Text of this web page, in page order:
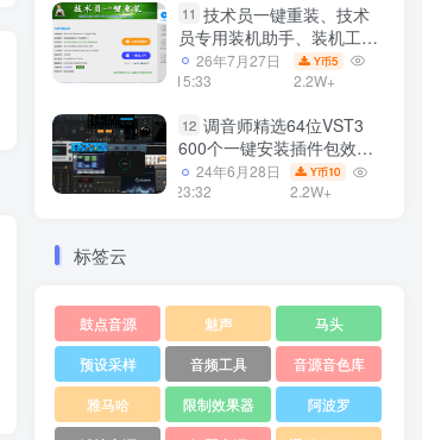
STL Tones Tonality Will Putney v2.0.2 Incl Patched and Keygen-R2R WiN
11 技术员一键重装、技术
员专用装机助手、装机工
具、电脑系统装机软件丶一
键安装系统
26年7月27日
15:33
Y币5
2.2W+
12 调音师精选64位VST3
600个一键安装插件包效果
器集合10G WiN
24年6月28日
23:32
Y币10
2.2W+
标签云
鼓点音源 魅声
马头
预设采样
音频工具
音源音色库
雅马哈
限制效果器
阿波罗